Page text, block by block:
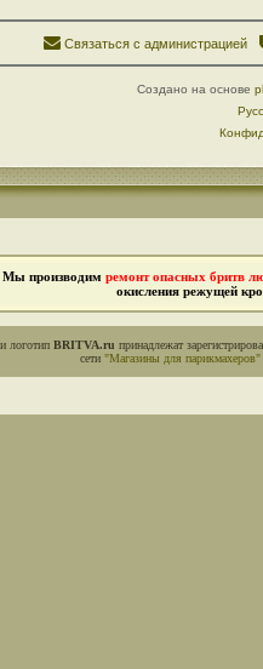
Связаться с администрацией
Создано на основе
Мы производим ремонт опасных бритв
окисления режущей
логотип BRITVA.ru принадлежат
сети "Магазины для парикмахеров"